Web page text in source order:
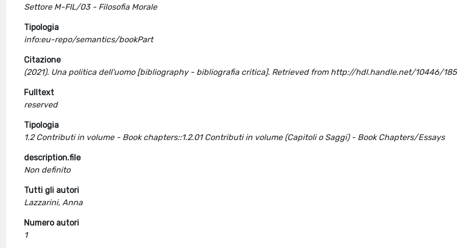
Settore M-FIL/03 - Filosofia Morale
Tipologia
info:eu-repo/semantics/bookPart
Citazione
(2021). Una politica dell'uomo [bibliography - bibliografia critica]. Retrieved from http://hdl.handle.net/10446/
Fulltext
reserved
Tipologia
1.2 Contributi in volume - Book chapters::1.2.01 Contributi in volume (Capitoli o Saggi) - Book Chapters/Essays
description.file
Non definito
Tutti gli autori
Lazzarini, Anna
Numero autori
1